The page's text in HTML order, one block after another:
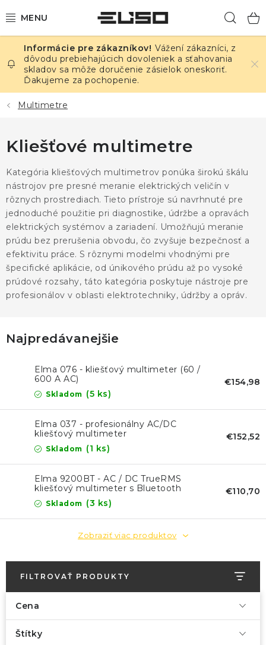
na
ELEKTRINA
TEPLOTA A VLHKOSŤ
TLAK A ÚNIKY
ZÁZNAMNÍKY
KALIBRÁCIA
TLAČ DPS
OSTATNÉ
KONTAKTY
BLOG
Vážení zákazníci, z
dôvodu prebiehajúcich dovoleniek a sťahovania
skladov sa môže doručenie zásielok oneskoriť.
Ďakujeme za pochopenie.
Multimetre
Kliešťové multimetre
Kategória kliešťových multimetrov ponúka širokú škálu
nástrojov pre presné meranie elektrických veličín v
rôznych prostrediach. Tieto prístroje sú navrhnuté pre
jednoduché použitie pri diagnostike, údržbe a opravách
elektrických systémov a zariadení. Umožňujú meranie
prúdu bez prerušenia obvodu, čo zvyšuje bezpečnosť a
efektivitu práce. S rôznymi modelmi vhodnými pre
špecifické aplikácie, od únikového prúdu až po vysoké
prúdové rozsahy, táto kategória poskytuje nástroje pre
profesionálov v oblasti elektrotechniky, údržby a opráv.
Najpredávanejšie
Elma 076 - kliešťový multimeter (60 /
600 A AC)
Skladom (5 ks)
€154,98
Elma 037 - profesionálny AC/DC
kliešťový multimeter
Skladom (1 ks)
€152,52
Elma 9200BT - AC / DC TrueRMS
kliešťový multimeter s Bluetooth
Skladom (3 ks)
€110,70
Zobraziť viac produktov
FILTROVAŤ PRODUKTY
Cena
Štítky